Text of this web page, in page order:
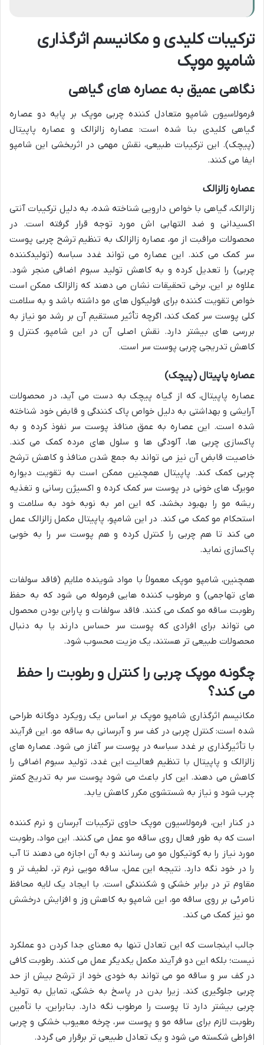
ترکیبات کلیدی و مکانیسم اثرگذاری
شامپو موپک
نگاهی عمیق به عصاره های گیاهی
فرمولاسیون شامپو متعادل کننده چربی موپک بر پایه دو عصاره
گیاهی کلیدی بنا شده است: عصاره زالزالک و عصاره پاپیتال
(پیچک). این ترکیبات طبیعی، نقش مهمی در اثربخشی این شامپو
ایفا می کنند.
عصاره زالزالک
زالزالک، گیاهی با خواص دارویی شناخته شده، به دلیل ترکیبات آنتی
اکسیدانی و ضد التهابی اش مورد توجه قرار گرفته است. در
محصولات مراقبت از مو، عصاره زالزالک به تنظیم ترشح چربی پوست
سر کمک می کند. این عصاره می تواند غدد سباسه (تولیدکننده
چربی) را تعدیل کرده و به کاهش تولید سبوم اضافی منجر شود.
علاوه بر این، برخی تحقیقات نشان می دهند که زالزالک ممکن است
خواص تقویت کننده برای فولیکول های مو داشته باشد و به سلامت
کلی پوست سر کمک کند، اگرچه تأثیر مستقیم آن بر رشد مو نیاز به
بررسی های بیشتر دارد. نقش اصلی آن در این شامپو، کنترل و
کاهش تدریجی چربی پوست سر است.
عصاره پاپیتال (پیچک)
عصاره پاپیتال، که از گیاه پیچک به دست می آید، در محصولات
آرایشی و بهداشتی به دلیل خواص پاک کنندگی و قابض خود شناخته
شده است. این عصاره به عمق منافذ پوست سر نفوذ کرده و به
پاکسازی چربی ها، آلودگی ها و سلول های مرده کمک می کند.
خاصیت قابض آن نیز می تواند به جمع شدن منافذ و کاهش ترشح
چربی کمک کند. پاپیتال همچنین ممکن است به تقویت دیواره
مویرگ های خونی در پوست سر کمک کرده و اکسیژن رسانی و تغذیه
ریشه مو را بهبود بخشد، که این امر به نوبه خود به سلامت و
استحکام مو کمک می کند. در این شامپو، پاپیتال مکمل زالزالک عمل
می کند تا هم چربی را کنترل کرده و هم پوست سر را به خوبی
پاکسازی نماید.
همچنین، شامپو موپک معمولاً با مواد شوینده ملایم (فاقد سولفات
های تهاجمی) و مرطوب کننده هایی فرموله می شود که به حفظ
رطوبت ساقه مو کمک می کنند. فاقد سولفات و پارابن بودن محصول
می تواند برای افرادی که پوست سر حساس دارند یا به دنبال
محصولات طبیعی تر هستند، یک مزیت محسوب شود.
چگونه موپک چربی را کنترل و رطوبت را حفظ
می کند؟
مکانیسم اثرگذاری شامپو موپک بر اساس یک رویکرد دوگانه طراحی
شده است: کنترل چربی در کف سر و آبرسانی به ساقه مو. این فرآیند
با تأثیرگذاری بر غدد سباسه در پوست سر آغاز می شود. عصاره های
زالزالک و پاپیتال با تنظیم فعالیت این غدد، تولید سبوم اضافی را
کاهش می دهند. این کار باعث می شود پوست سر به تدریج کمتر
چرب شود و نیاز به شستشوی مکرر کاهش یابد.
در کنار این، فرمولاسیون موپک حاوی ترکیبات آبرسان و نرم کننده
است که به طور فعال روی ساقه مو عمل می کنند. این مواد، رطوبت
مورد نیاز را به کوتیکول مو می رسانند و به آن اجازه می دهند تا آب
را در خود نگه دارد. نتیجه این عمل، ساقه مویی نرم تر، لطیف تر و
مقاوم تر در برابر خشکی و شکنندگی است. با ایجاد یک لایه محافظ
نامرئی بر روی ساقه مو، این شامپو به کاهش وز و افزایش درخشش
مو نیز کمک می کند.
جالب اینجاست که این تعادل تنها به معنای جدا کردن دو عملکرد
نیست؛ بلکه این دو فرآیند مکمل یکدیگر عمل می کنند. رطوبت کافی
در کف سر و ساقه مو می تواند به خودی خود از ترشح بیش از حد
چربی جلوگیری کند. زیرا بدن در پاسخ به خشکی، تمایل به تولید
چربی بیشتر دارد تا پوست را مرطوب نگه دارد. بنابراین، با تأمین
رطوبت لازم برای ساقه مو و پوست سر، چرخه معیوب خشکی و چربی
افراطی شکسته می شود و یک تعادل طبیعی تر برقرار می گردد.